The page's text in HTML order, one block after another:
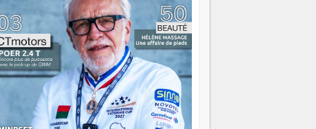
on pourrait s'arrêter là, applaudir et
chez soi satisfait. Mais ce serait
à côté d'une chose essentielle. La
ça brûle fort — et parfois, ça brûle
Une flamme sans direction peut
autant qu'elle peut consumer. C'est
que les aînés entrent en scène — pas
reprendre le gouvernail, mais pour
où sont les récifs. Les jeunes ont la
les vieux ont l'expérience, comme on